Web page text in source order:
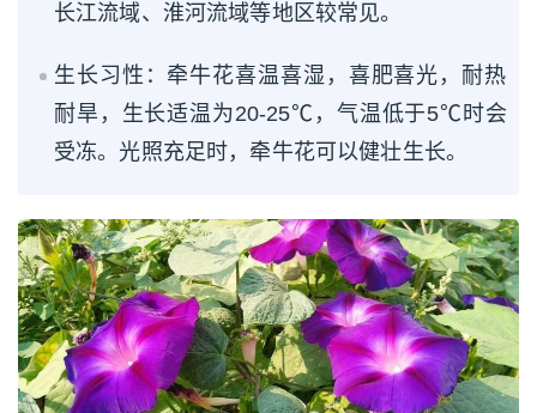
长江流域、淮河流域等地区较常见。
生长习性：牵牛花喜温喜湿，喜肥喜光，耐热
耐旱，生长适温为20-25℃，气温低于5℃时会
受冻。光照充足时，牵牛花可以健壮生长。